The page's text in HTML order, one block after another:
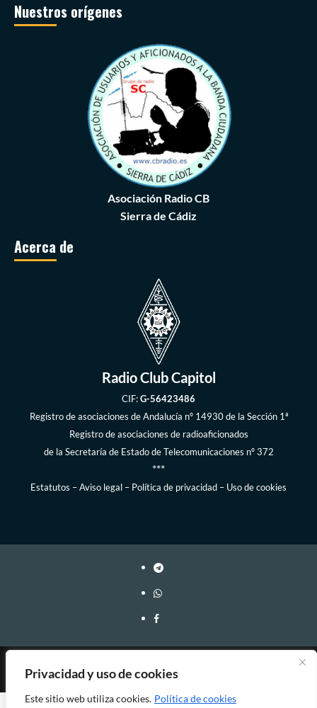
Privacidad y uso de cookies
Este sitio web utiliza cookies. Política de cookies
Nuestros orígenes
Asociación Radio CB
Sierra de Cádiz
Acerca de
Radio Club Capitol
CIF:G-56423486
Registro de asociaciones de Andalucía nº 14930 de la Sección 1ª
Registro de asociaciones de radioaficionados
de la Secretaría de Estado de Telecomunicaciones nº 372
***
Estatutos –Aviso legal – Política de privacidad – Uso de cookies
Webmaster: EA7FY Copyleft, 2023-2026